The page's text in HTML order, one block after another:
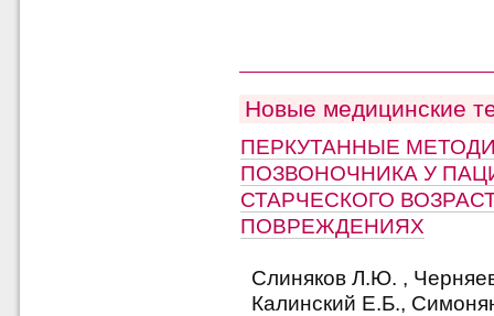
Новые медицинские
ПЕРКУТАННЫЕ
ПОЗВОНОЧНИКА У
СТАРЧЕСКОГО
ПОВРЕЖДЕНИЯХ
Слиняков Л.Ю. ,
Калинский Е.Б.,